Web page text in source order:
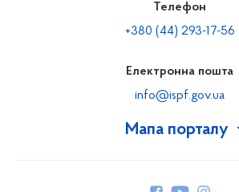
Мапа порталу
Телефон
+380 (44) 293-17-56
Електронна пошта
info@ispf.gov.ua